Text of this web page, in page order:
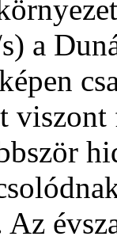
a
viszont